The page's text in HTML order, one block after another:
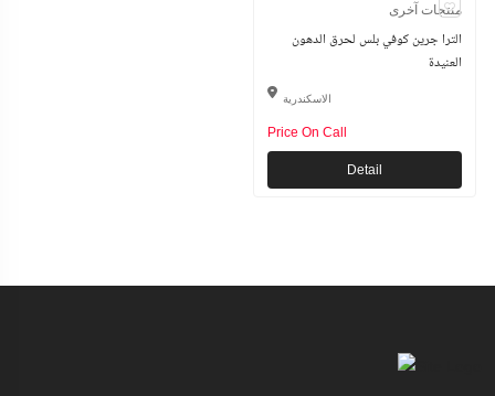
منتجات آخرى
الترا جرين كوفي بلس لحرق الدهون
العنيدة
الاسكندرية
Price On Call
Detail